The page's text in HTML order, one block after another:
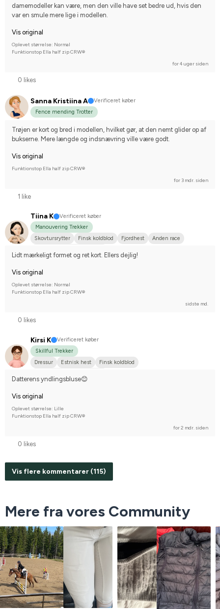
damemodeller kan være, men den ville have set bedre ud, hvis den
var en smule mere lige i modellen.
Vis original
Oplevet størrelse: Normal
Funktionstop Ella half zip CRW®
for 4 uger siden
0 likes
Sanna Kristiina A
Verificeret køber
Fence mending Trotter
Trøjen er kort og bred i modellen, hvilket gør, at den nemt glider op af
bukserne. Mere længde og indsnævring ville være godt.
Vis original
Funktionstop Ella half zip CRW®
for 3 mdr. siden
1 like
Tiina K
Verificeret køber
Manouvering Trekker
Skovtursrytter
Finsk koldblod Fjordhest
Anden race
Lidt mærkeligt formet og ret kort. Ellers dejlig!
Vis original
Oplevet størrelse: Normal
Funktionstop Ella half zip CRW®
sidste md.
0 likes
Kirsi K
Verificeret køber
Skillful Trekker
Dressur
Estnisk hest
Finsk koldblod
Datterens yndlingsbluse😊
Vis original
Oplevet størrelse: Lille
Funktionstop Ella half zip CRW®
for 2 mdr. siden
0 likes
Vis flere kommentarer (115)
Mere fra vores Community